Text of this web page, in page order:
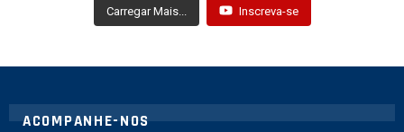
Carregar Mais... Inscreva-se
ACOMPANHE-NOS